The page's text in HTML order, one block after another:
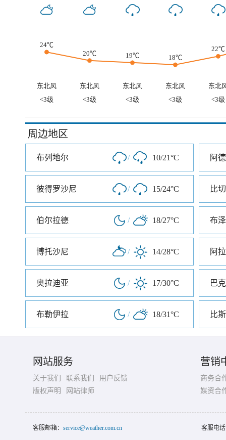
24℃
20℃
19℃ 18℃
22℃
东北风 东北风 东北风 东北风
东北
<3级
<3级 <3级 <3级 <3级
周边地区
布列地尔 / 10/21°C 阿
彼得罗沙尼 / 15/24°C 比
伯尔拉德 / 18/27°C 布
博托沙尼 / 14/28°C 阿
奥拉迪亚 / 17/30°C 巴
布勒伊拉 / 18/31°C 比
网站服务
关于我们 联系我们
用户反馈
版权声明
网站律师
营销
商务合
媒资合
客服邮箱： service@weather.com.cn 客服电